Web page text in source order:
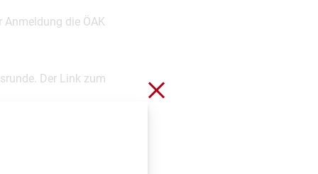
die ÖAK
Der Link zum
Close without saving